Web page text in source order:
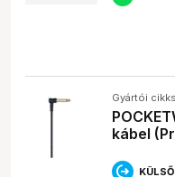
Gyártói
kábel